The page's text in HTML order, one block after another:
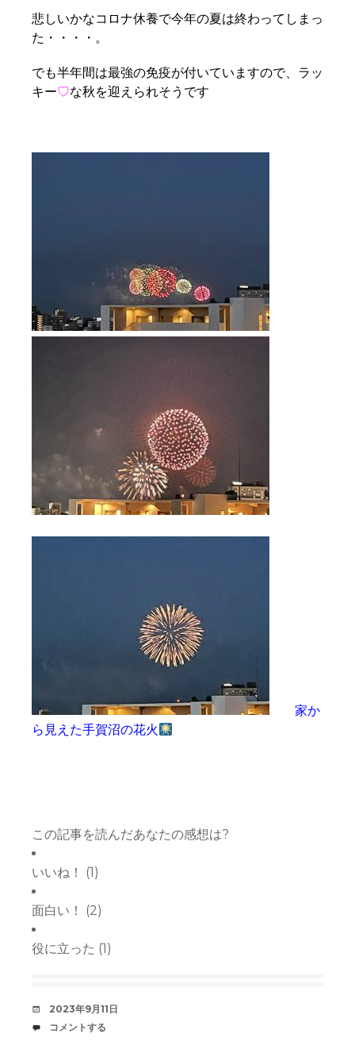
悲しいかなコロナ休養で今年の夏は終わってしまっ
た・・・・。
でも半年間は最強の免疫が付いていますので、ラッ
キー♡な秋を迎えられそうです
家か
ら見えた手賀沼の花火
この記事を読んだあなたの感想は?
いいね！ (1)
面白い！ (2)
役に立った (1)
デ
ー
2023年9月11日
コ
コメントする